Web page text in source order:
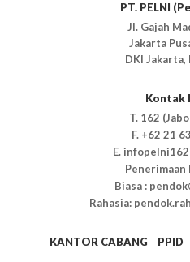
PT. PELNI
Jl. Gajah
Jakarta
DKI
Kontak
T. 162
F. +62 21
E.
Penerimaan
Biasa :
Rahasia:
KANTOR CABANG PPID